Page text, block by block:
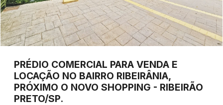
PRÉDIO COMERCIAL PARA VENDA E
LOCAÇÃO NO BAIRRO RIBEIRÂNIA,
PRÓXIMO O NOVO SHOPPING - RIBEIRÃO
PRETO/SP.